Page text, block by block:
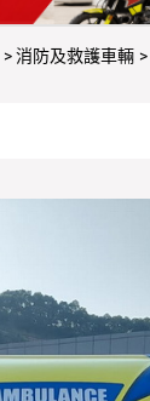
消防及救護車輛